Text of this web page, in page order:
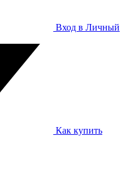
Вход в Личный
Как купить